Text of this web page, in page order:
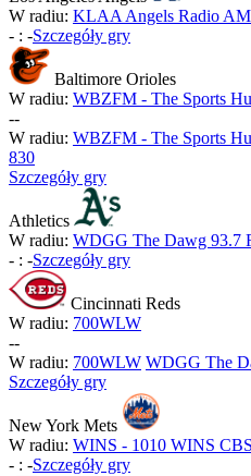
W radiu: KLAA Angels Radio
- : -Szczegóły gry
Baltimore Orioles
W radiu: WBZFM - The Sports
--
W radiu: WBZFM - The Sports
830
Szczegóły gry
Athletics
W radiu: WDGG The Dawg 93.7
- : -Szczegóły gry
Cincinnati Reds
W radiu: 700WLW
--
W radiu: 700WLW WDGG The
Szczegóły gry
New York Mets
W radiu: WINS - 1010 WINS
- : -Szczegóły gry